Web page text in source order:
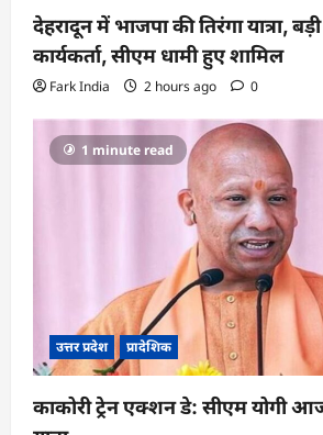
देहरादून में भाजपा की तिरंगा यात्रा,
कार्यकर्ता, सीएम धामी हुए शामिल
Fark India 2 hours ago 0
1 minute read
उत्तर प्रदेश प्रादेशिक
काकोरी ट्रेन एक्शन डे: सीएम योगी